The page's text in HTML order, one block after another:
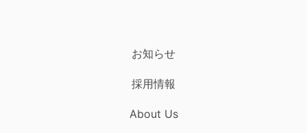
お知らせ
採用情報
About Us